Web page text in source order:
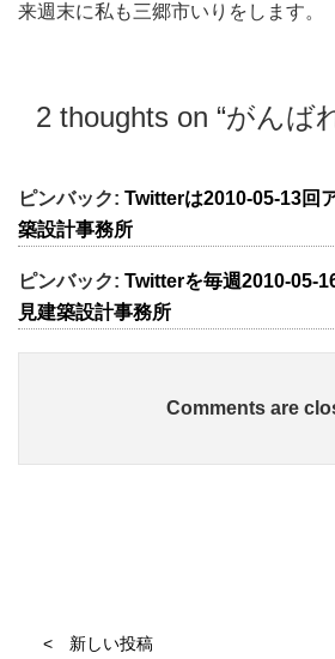
来週末に私も三郷市いりをします。
2 thoughts on “がんば
ピンバック: Twitterは2010-05-13回
築設計事務所
ピンバック: Twitterを毎週2010-05-
見建築設計事務所
Comments are
< 新しい投稿